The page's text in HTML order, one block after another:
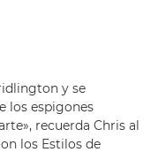
y se
los espigones
recuerda Chris al
los Estilos de